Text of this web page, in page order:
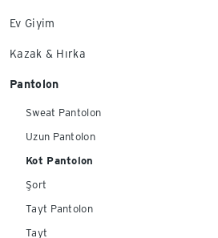
Ev Giyim
Kazak & Hırka
Pantolon
Sweat Pantolon
Uzun Pantolon
Kot Pantolon
Şort
Tayt Pantolon
Tayt